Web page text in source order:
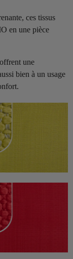
ces tissus
en une pièce
une
bien à un usage